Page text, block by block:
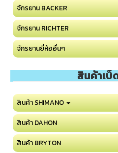
จักรยาน BACKER
จักรยาน RICHTER
จักรยานยี่ห้ออื่นๆ
สินค้าเบ็
สินค้า SHIMANO
สินค้า DAHON
สินค้า BRYTON